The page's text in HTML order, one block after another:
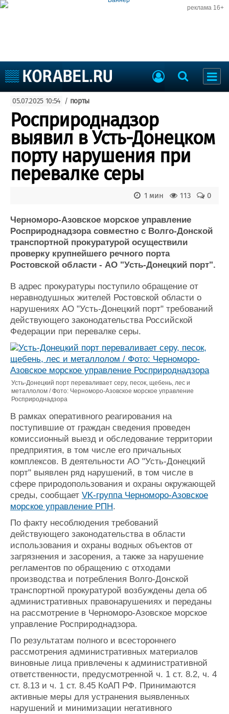
реклама 16+
Судоходство
Судоремонт
События
Пресс-релизы
Порты
ВМФ
Образование
Яхты и катера
Еще
Пульс
Новости
Компании
Репутация
Работа
Журнал
Реклама
Доска объявлений
Продажа флота
Оборудование
Изделия
Материалы
Конференции
Выставки и семинары
Личности
Словарь
Флот
Галерея флота
Форум
Отзывы
Все службы
05.07.2025 10:54 / порты
Росприроднадзор
выявил в Усть-Донецком
порту нарушения при
перевалке серы
0
113
1 мин
Черноморо-Азовское морское управление
Росприроднадзора совместно с Волго-Донской
транспортной прокуратурой осуществили
проверку крупнейшего речного порта
Ростовской области - АО "Усть-Донецкий порт".
В адрес прокуратуры поступило обращение от
неравнодушных жителей Ростовской области о
нарушениях АО "Усть-Донецкий порт" требований
действующего законодательства Российской
Федерации при перевалке серы.
Усть-Донецкий порт переваливает серу, песок, щебень, лес и
металлолом / Фото: Черноморо-Азовское морское управление
Росприроднадзора
В рамках оперативного реагирования на
поступившие от граждан сведения проведен
комиссионный выезд и обследование территории
предприятия, в том числе его причальных
комплексов. В деятельности АО "Усть-Донецкий
порт" выявлен ряд нарушений, в том числе в
сфере природопользования и охраны окружающей
среды, сообщает VK-группа Черноморо-Азовское
морское управление РПН.
По факту несоблюдения требований
действующего законодательства в области
использования и охраны водных объектов от
загрязнения и засорения, а также за нарушение
регламентов по обращению с отходами
производства и потребления Волго-Донской
транспортной прокуратурой возбуждены дела об
административных правонарушениях и переданы
на рассмотрение в Черноморо-Азовское морское
управление Росприроднадзора.
По результатам полного и всестороннего
рассмотрения административных материалов
виновные лица привлечены к административной
ответственности, предусмотренной ч. 1 ст. 8.2, ч. 4
ст. 8.13 и ч. 1 ст. 8.45 КоАП РФ. Принимаются
активные меры для устранения выявленных
нарушений и минимизации негативного